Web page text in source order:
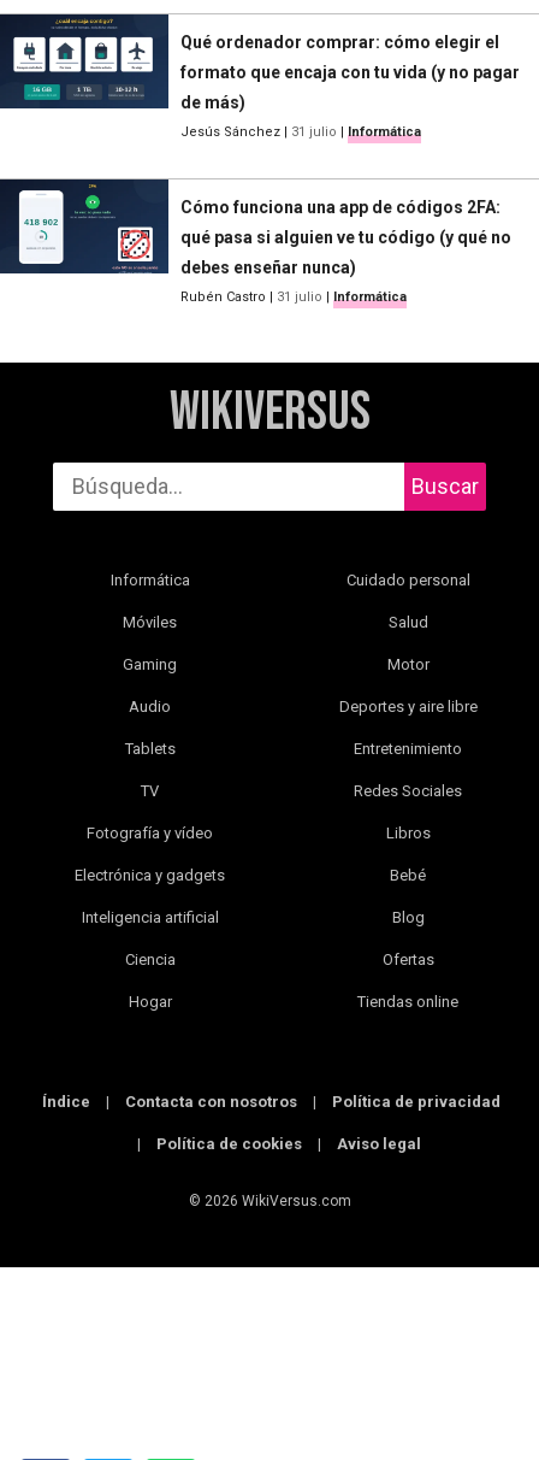
Qué ordenador comprar: cómo elegir el
formato que encaja con tu vida (y no pagar
de más)
Jesús Sánchez | 31 julio | Informática
Cómo funciona una app de códigos 2FA:
qué pasa si alguien ve tu código (y qué no
debes enseñar nunca)
Rubén Castro | 31 julio | Informática
WikiVersus
Buscar
Informática
Móviles
Gaming
Audio
Tablets
TV
Fotografía y vídeo
Electrónica y gadgets
Inteligencia artificial
Ciencia
Hogar
Cuidado personal
Salud
Motor
Deportes y aire libre
Entretenimiento
Redes Sociales
Libros
Bebé
Blog
Ofertas
Tiendas online
Índice | Contacta con nosotros | Política de privacidad
| Política de cookies | Aviso legal
© 2026 WikiVersus.com